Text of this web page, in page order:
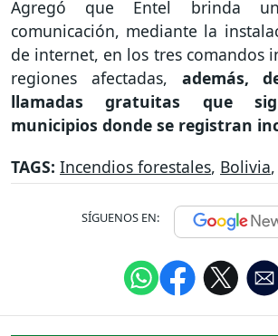
Agregó que Entel brinda
comunicación, mediante la
de internet, en los tres comandos
regiones afectadas, además,
llamadas gratuitas que
municipios donde se registran
TAGS: Incendios forestales, Bolivia,
SÍGUENOS EN: